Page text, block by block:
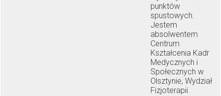
punktów
spustowych.
Jestem
absolwentem
Centrum
Kształcenia Kadr
Medycznych i
Społecznych w
Olsztynie, Wydział
Fizjoterapii.